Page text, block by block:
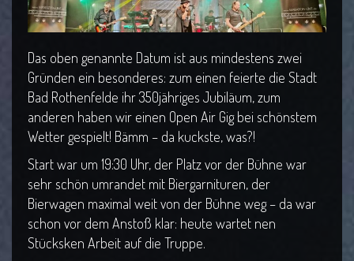
Das oben genannte Datum ist aus mindestens zwei
Gründen ein besonderes: zum einen feierte die Stadt
Bad Rothenfelde ihr 350jähriges Jubiläum, zum
anderen haben wir einen Open Air Gig bei schönstem
Wetter gespielt! Bämm – da kuckste, was?!
Start war um 19:30 Uhr, der Platz vor der Bühne war
sehr schön umrandet mit Biergarnituren, der
Bierwagen maximal weit von der Bühne weg – da war
schon vor dem Anstoß klar: heute wartet nen
Stücksken Arbeit auf die Truppe.